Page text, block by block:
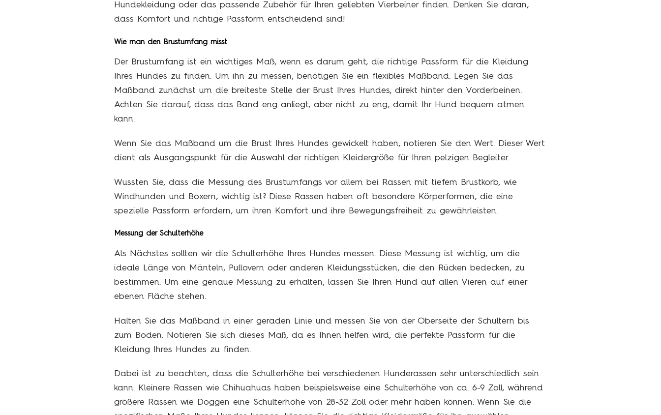
Hundekleidung oder das passende Zubehör für Ihren geliebten Vierbeiner finden. Denken Sie daran,
dass Komfort und richtige Passform entscheidend sind!
Wie man den Brustumfang misst
Der Brustumfang ist ein wichtiges Maß, wenn es darum geht, die richtige Passform für die Kleidung
Ihres Hundes zu finden. Um ihn zu messen, benötigen Sie ein flexibles Maßband. Legen Sie das
Maßband zunächst um die breiteste Stelle der Brust Ihres Hundes, direkt hinter den Vorderbeinen.
Achten Sie darauf, dass das Band eng anliegt, aber nicht zu eng, damit Ihr Hund bequem atmen
kann.
Wenn Sie das Maßband um die Brust Ihres Hundes gewickelt haben, notieren Sie den Wert. Dieser Wert
dient als Ausgangspunkt für die Auswahl der richtigen Kleidergröße für Ihren pelzigen Begleiter.
Wussten Sie, dass die Messung des Brustumfangs vor allem bei Rassen mit tiefem Brustkorb, wie
Windhunden und Boxern, wichtig ist? Diese Rassen haben oft besondere Körperformen, die eine
spezielle Passform erfordern, um ihren Komfort und ihre Bewegungsfreiheit zu gewährleisten.
Messung der Schulterhöhe
Als Nächstes sollten wir die Schulterhöhe Ihres Hundes messen. Diese Messung ist wichtig, um die
ideale Länge von Mänteln, Pullovern oder anderen Kleidungsstücken, die den Rücken bedecken, zu
bestimmen. Um eine genaue Messung zu erhalten, lassen Sie Ihren Hund auf allen Vieren auf einer
ebenen Fläche stehen.
Halten Sie das Maßband in einer geraden Linie und messen Sie von der Oberseite der Schultern bis
zum Boden. Notieren Sie sich dieses Maß, da es Ihnen helfen wird, die perfekte Passform für die
Kleidung Ihres Hundes zu finden.
Dabei ist zu beachten, dass die Schulterhöhe bei verschiedenen Hunderassen sehr unterschiedlich sein
kann. Kleinere Rassen wie Chihuahuas haben beispielsweise eine Schulterhöhe von ca. 6-9 Zoll, während
größere Rassen wie Doggen eine Schulterhöhe von 28-32 Zoll oder mehr haben können. Wenn Sie die